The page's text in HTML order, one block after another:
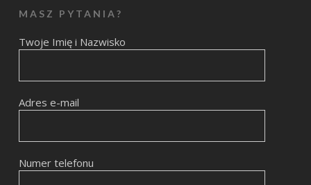
MASZ PYTANIA?
Twoje Imię i Nazwisko
Adres e-mail
Numer telefonu